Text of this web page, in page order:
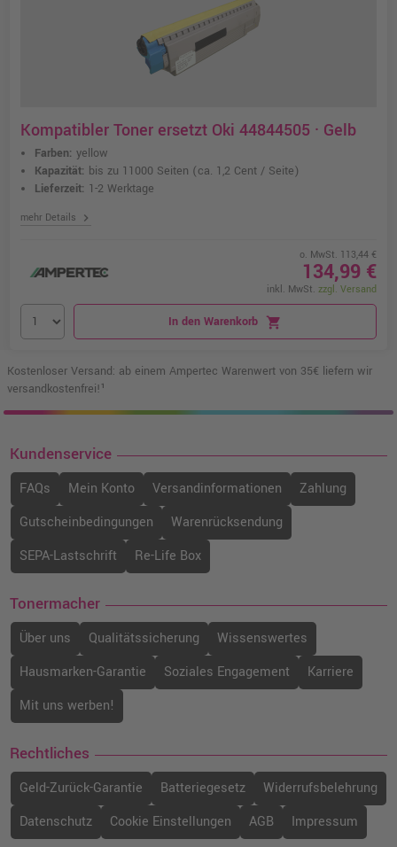
Kompatibler Toner ersetzt Oki 44844505 · Gelb
Farben: yellow
Kapazität: bis zu 11000 Seiten (ca. 1,2 Cent / Seite)
Lieferzeit: 1-2 Werktage
mehr Details chevron_right
o. MwSt. 113,44 €
134,99 €
inkl. MwSt. zzgl. Versand
In den Warenkorb shopping_cart
Kostenloser Versand: ab einem Ampertec Warenwert von 35€ liefern wir
versandkostenfrei!¹
Kundenservice
FAQs Mein Konto Versandinformationen
Zahlung
Gutscheinbedingungen
Warenrücksendung
SEPA-Lastschrift
Re-Life Box
Tonermacher
Über uns Qualitätssicherung
Wissenswertes
Hausmarken-Garantie
Soziales Engagement
Karriere
Mit uns werben!
Rechtliches
Geld-Zurück-Garantie Batteriegesetz
Widerrufsbelehrung
Datenschutz
Cookie Einstellungen AGB Impressum